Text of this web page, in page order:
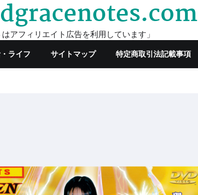
アフィリエイト広告を利用しています」
ライフ サイトマップ 特定商取引法記載事項